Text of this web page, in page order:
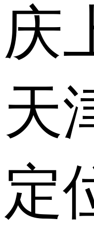
庆
天
定